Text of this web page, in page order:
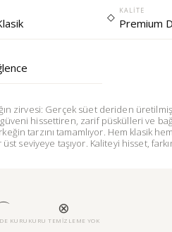
◇ KALITE
Premium
zirvesi: Gerçek süet deriden
hissettiren, zarif püskülleri ve
tarzını tamamlıyor. Hem klasik
seviyeye taşıyor. Kaliteyi hisset,
KURU
⊗
KURU TEMIZLEME YOK